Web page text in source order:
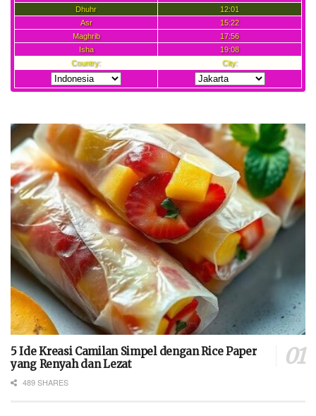
5 Ide Kreasi Camilan Simpel dengan Rice Paper
yang Renyah dan Lezat
489 SHARES